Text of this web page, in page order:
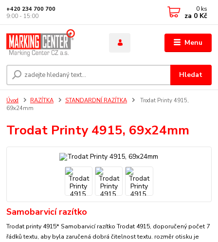
Menu
Hledat
+420 234 700 700
9:00 - 15:00
0 ks
za 0 Kč
Úvod RAZÍTKA STANDARDNÍ RAZÍTKA
Trodat Printy 4915,
69x24mm
Trodat Printy 4915, 69x24mm
Samobarvicí razítko
Trodat printy 4915* Samobarvicí razítko Trodat 4915, doporučený počet 7
řádků textu, aby byla zaručená dobrá čitelnost textu. rozměr otisku je